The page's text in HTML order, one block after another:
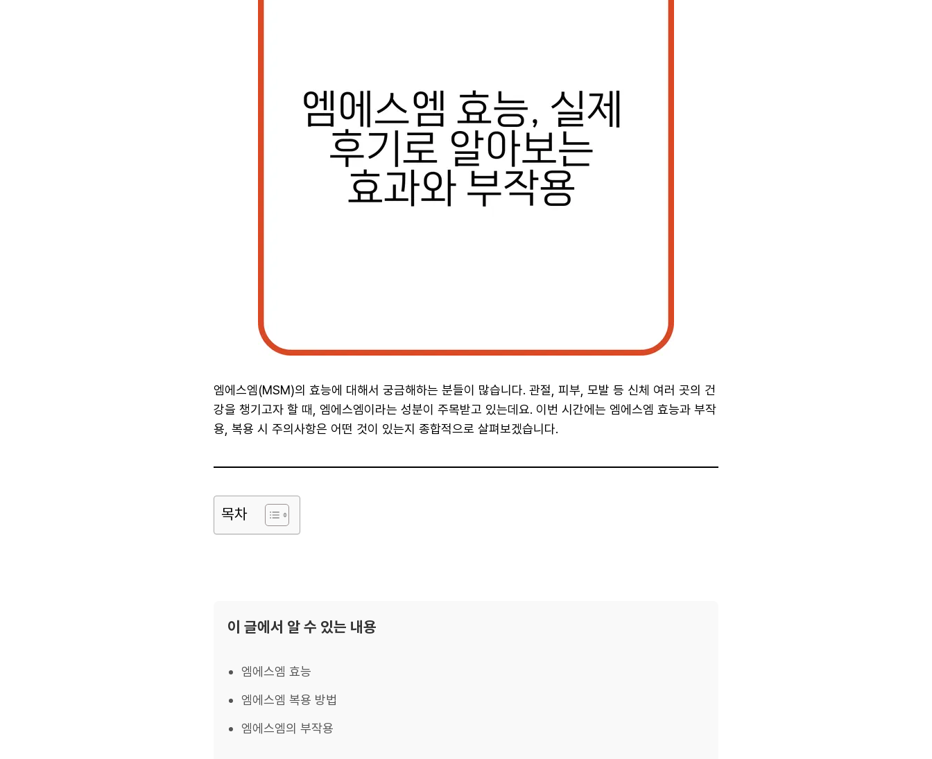
엠에스엠(MSM)의 효능에 대해서 궁금해하는 분들이 많습니다. 관절, 피부, 모발 등 신체 여러 곳의 건
강을 챙기고자 할 때, 엠에스엠이라는 성분이 주목받고 있는데요. 이번 시간에는 엠에스엠 효능과 부작
용, 복용 시 주의사항은 어떤 것이 있는지 종합적으로 살펴보겠습니다.
목차
이 글에서 알 수 있는 내용
엠에스엠 효능
엠에스엠 복용 방법
엠에스엠의 부작용